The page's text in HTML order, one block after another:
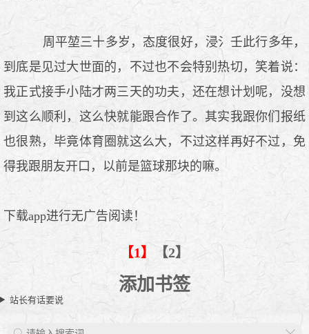
周平堃三十多岁，态度很好，浸氵壬此行多年，
到底是见过大世面的，不过也不会特别热切，笑着说：
我正式接手小陆才两三天的功夫，还在想计划呢，没想
到这么顺利，这么快就能跟合作了。其实我跟你们报纸
也很熟，毕竟体育圈就这么大，不过这样再好不过，免
得我跟朋友开口，以前是篮球那块的嘛。
下载app进行无广告阅读！
【1】 【2】
添加书签
站长有话要说